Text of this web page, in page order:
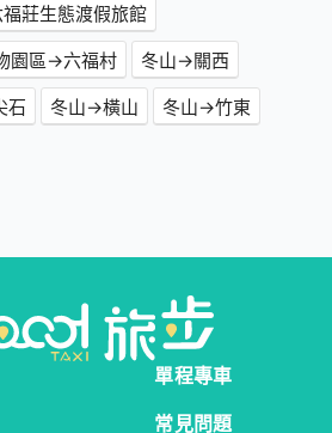
莊生態渡假旅館
園區→六福村
冬山→關西
石 冬山→橫山
冬山→竹東
單程專車
常見問題